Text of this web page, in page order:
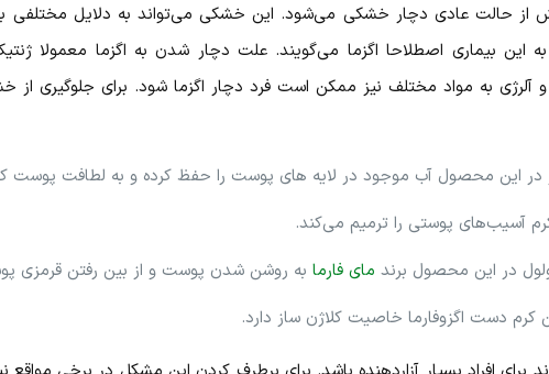
از حالت عادی دچار خشکی می‌شود. این خشکی می‌تواند به دلایل مختلفی
این بیماری اصطلاحا اگزما می‌گویند. علت دچار شدن به اگزما معمولا
به مواد مختلف نیز ممکن است فرد دچار اگزما شود. برای جلوگیری از
در این محصول آب موجود در لایه های پوست را حفظ کرده و به لطافت پوست
در این محصول برند مای فارما به روشن شدن پوست و از بین رفتن قرمزی
کرم دست اگزوفارما خاصیت کلاژن ساز دارد.